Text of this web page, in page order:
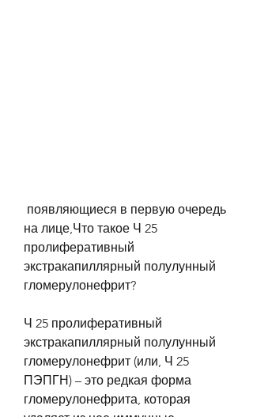
на лице,Что такое Ч 25
пролиферативный
экстракапиллярный полулунный
гломерулонефрит?
Ч 25 пролиферативный
экстракапиллярный полулунный
гломерулонефрит (или, Ч 25
ПЭПГН) – это редкая форма
гломерулонефрита, которая